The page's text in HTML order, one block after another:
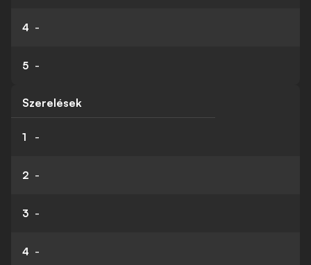
4 -
5 -
Szerelések
1 -
2 -
3 -
4 -